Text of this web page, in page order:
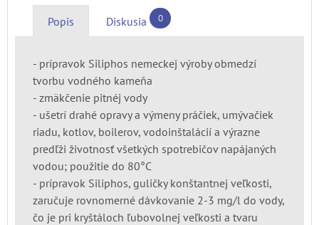
Popis Diskusia 0
- prípravok Siliphos nemeckej výroby obmedzí
tvorbu vodného kameňa
- zmäkčenie pitnéj vody
- ušetrí drahé opravy a výmeny práčiek, umývačiek
riadu, kotlov, boilerov, vodoinštalácií a výrazne
predľži životnosť všetkých spotrebičov napájaných
vodou; použitie do 80°C
- prípravok Siliphos, guličky konštantnej veľkosti,
zaručuje rovnomerné dávkovanie 2-3 mg/l do vody,
čo je pri kryštáloch ľubovolnej veľkosti a tvaru